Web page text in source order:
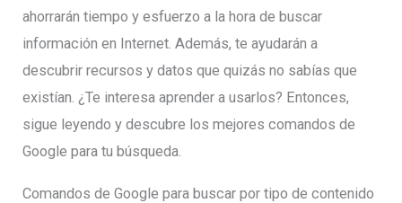
ahorrarán tiempo y esfuerzo a la hora de buscar
información en Internet. Además, te ayudarán a
descubrir recursos y datos que quizás no sabías que
existían. ¿Te interesa aprender a usarlos? Entonces,
sigue leyendo y descubre los mejores comandos de
Google para tu búsqueda.
Comandos de Google para buscar por tipo de contenido